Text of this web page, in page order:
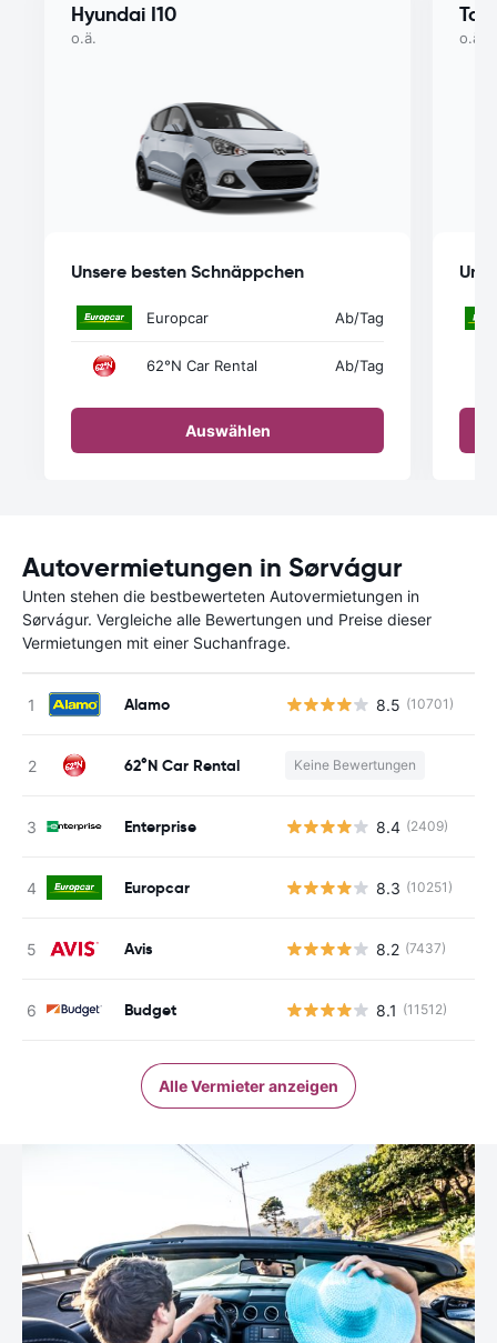
Hyundai I10
o.ä.
Unsere besten Schnäppchen
Europcar Ab/Tag
62°N Car Rental Ab/Tag
Auswählen
o.ä.
Autovermietungen in Sørvágur
Unten stehen die bestbewerteten Autovermietungen in
Sørvágur. Vergleiche alle Bewertungen und Preise dieser
Vermietungen mit einer Suchanfrage.
Alamo 8.5 (10701)
62°N Car Rental Keine Bewertungen
Enterprise 8.4 (2409)
Europcar 8.3 (10251)
Avis 8.2 (7437)
Budget 8.1 (11512)
Alle Vermieter anzeigen